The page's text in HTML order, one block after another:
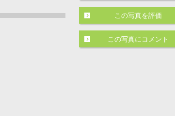
この写真を評価
この写真にコメント